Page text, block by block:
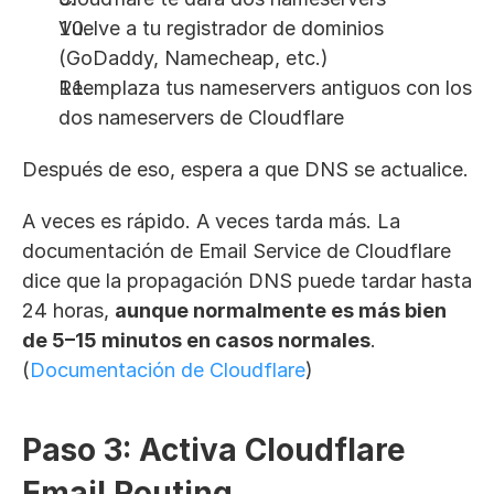
Vuelve a tu registrador de dominios
(GoDaddy, Namecheap, etc.)
Reemplaza tus nameservers antiguos con los
dos nameservers de Cloudflare
Después de eso, espera a que DNS se actualice.
A veces es rápido. A veces tarda más. La
documentación de Email Service de Cloudflare
dice que la propagación DNS puede tardar hasta
24 horas, aunque normalmente es más bien
de 5–15 minutos en casos normales.
(Documentación de Cloudflare)
Paso 3: Activa Cloudflare